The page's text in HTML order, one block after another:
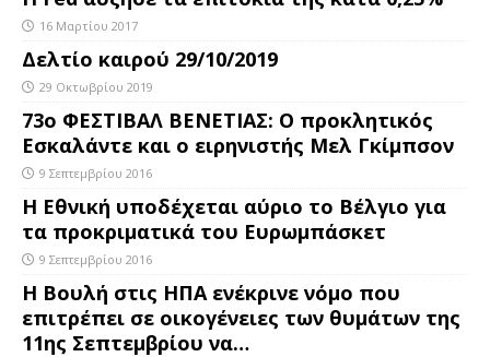
16 Μαρτίου 2017
Δελτίο καιρού 29/10/2019
29 Οκτωβρίου 2019
73ο ΦΕΣΤΙΒΑΛ ΒΕΝΕΤΙΑΣ: Ο προκλητικός
Εσκαλάντε και ο ειρηνιστής Μελ Γκίμπσον
9 Σεπτεμβρίου 2016
Η Εθνική υποδέχεται αύριο το Βέλγιο για
τα προκριματικά του Ευρωμπάσκετ
9 Σεπτεμβρίου 2016
Η Βουλή στις ΗΠΑ ενέκρινε νόμο που
επιτρέπει σε οικογένειες των θυμάτων της
11ης Σεπτεμβρίου να…